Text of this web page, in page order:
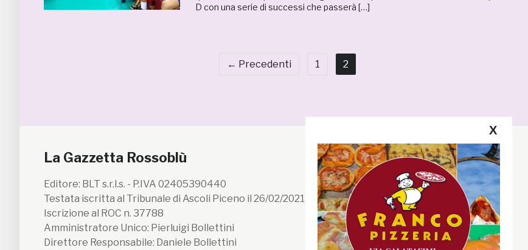
D con una serie di successi che passerà […]
← Precedenti 1 2
La Gazzetta Rossoblù
Editore: BLT s.r.l.s. - P.IVA 02405390440
Testata iscritta al Tribunale di Ascoli Piceno il 26/02/2021 n. 199/2021
Iscrizione al ROC n. 37788
Amministratore Unico: Pierluigi Bollettini
Direttore Responsabile: Daniele Bollettini
Segui la GRB
Facebook
Instagram
X